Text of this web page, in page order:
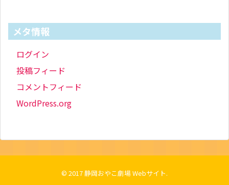
メタ情報
ログイン
投稿フィード
コメントフィード
WordPress.org
© 2017静岡おやこ劇場 Webサイト.